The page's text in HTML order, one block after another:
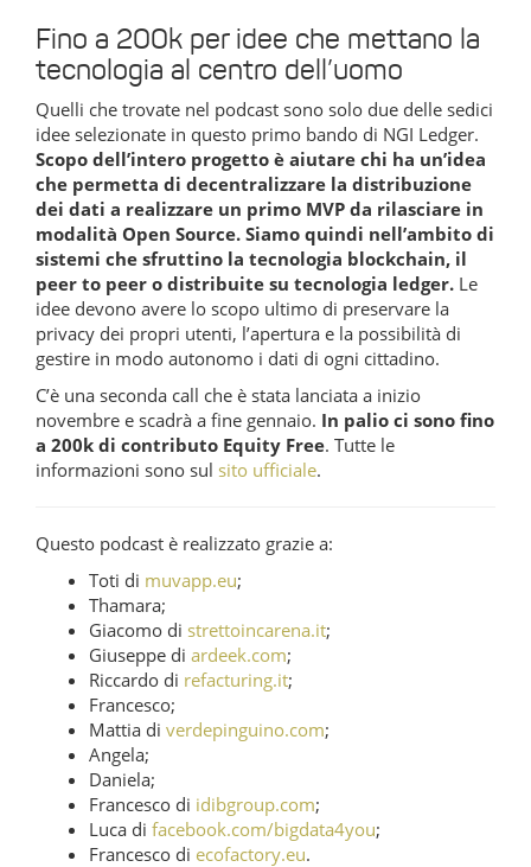
Fino a 200k per idee che mettano la
tecnologia al centro dell’uomo
Quelli che trovate nel podcast sono solo due delle sedici
idee selezionate in questo primo bando di NGI Ledger.
Scopo dell’intero progetto è aiutare chi ha un’idea
che permetta di decentralizzare la distribuzione
dei dati a realizzare un primo MVP da rilasciare in
modalità Open Source. Siamo quindi nell’ambito di
sistemi che sfruttino la tecnologia blockchain, il
peer to peer o distribuite su tecnologia ledger. Le
idee devono avere lo scopo ultimo di preservare la
privacy dei propri utenti, l’apertura e la possibilità di
gestire in modo autonomo i dati di ogni cittadino.
C’è una seconda call che è stata lanciata a inizio
novembre e scadrà a fine gennaio. In palio ci sono fino
a 200k di contributo Equity Free. Tutte le
informazioni sono sul sito ufficiale.
Questo podcast è realizzato grazie a:
Toti di muvapp.eu;
Thamara;
Giacomo di strettoincarena.it;
Giuseppe di ardeek.com;
Riccardo di refacturing.it;
Francesco;
Mattia di verdepinguino.com;
Angela;
Daniela;
Francesco di idibgroup.com;
Luca di facebook.com/bigdata4you;
Francesco di ecofactory.eu.